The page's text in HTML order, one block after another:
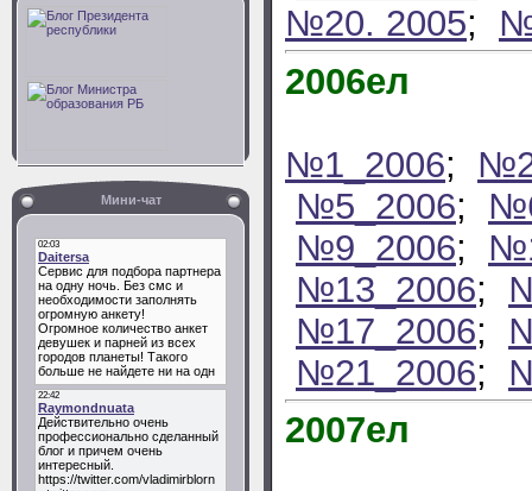
Мини-чат
№20. 2005;
2006ел
№1_2006;
№5_2006;
№9_2006;
№13_2006;
№17_2006;
№21_2006;
2007ел